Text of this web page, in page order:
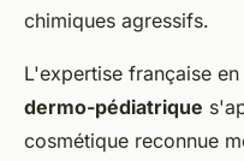
chimiques agressifs.
L'expertise française
dermo-pédiatrique
cosmétique reconnue